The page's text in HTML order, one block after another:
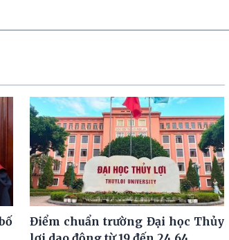
Điểm chuẩn trường Đại học Thủy